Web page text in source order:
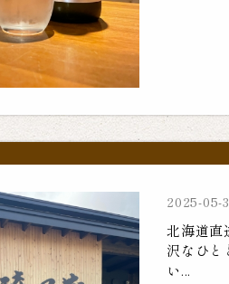
2025-05-
北海道直
沢なひと
い...